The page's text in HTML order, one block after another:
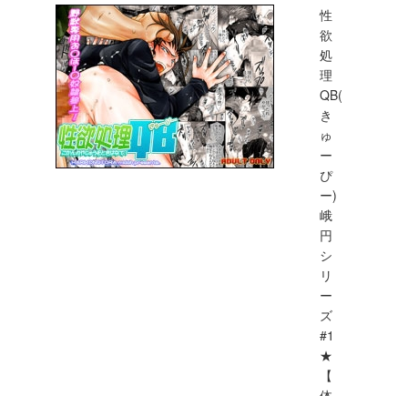
性
欲
処
理
QB(
き
ゅ
ー
ぴ
ー)
峨
円
シ
リ
ー
ズ
#1
★
【